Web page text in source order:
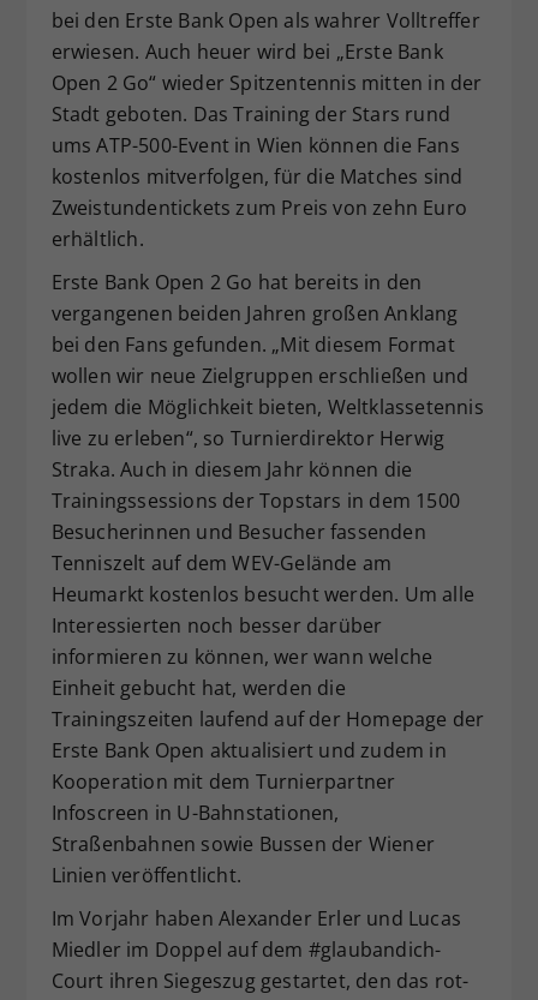
bei den Erste Bank Open als wahrer Volltreffer
erwiesen. Auch heuer wird bei „Erste Bank
Open 2 Go“ wieder Spitzentennis mitten in der
Stadt geboten. Das Training der Stars rund
ums ATP-500-Event in Wien können die Fans
kostenlos mitverfolgen, für die Matches sind
Zweistundentickets zum Preis von zehn Euro
erhältlich.
Erste Bank Open 2 Go hat bereits in den
vergangenen beiden Jahren großen Anklang
bei den Fans gefunden. „Mit diesem Format
wollen wir neue Zielgruppen erschließen und
jedem die Möglichkeit bieten, Weltklassetennis
live zu erleben“, so Turnierdirektor Herwig
Straka. Auch in diesem Jahr können die
Trainingssessions der Topstars in dem 1500
Besucherinnen und Besucher fassenden
Tenniszelt auf dem WEV-Gelände am
Heumarkt kostenlos besucht werden. Um alle
Interessierten noch besser darüber
informieren zu können, wer wann welche
Einheit gebucht hat, werden die
Trainingszeiten laufend auf der Homepage der
Erste Bank Open aktualisiert und zudem in
Kooperation mit dem Turnierpartner
Infoscreen in U-Bahnstationen,
Straßenbahnen sowie Bussen der Wiener
Linien veröffentlicht.
Im Vorjahr haben Alexander Erler und Lucas
Miedler im Doppel auf dem #glaubandich-
Court ihren Siegeszug gestartet, den das rot-
Zweck
Dieser Wert speichert Ihre Consent-
Einstellungen. Unter anderem eine
zufällig generierte ID, für die
historische Speicherung Ihrer
vorgenommen Einstellungen, falls der
hat.